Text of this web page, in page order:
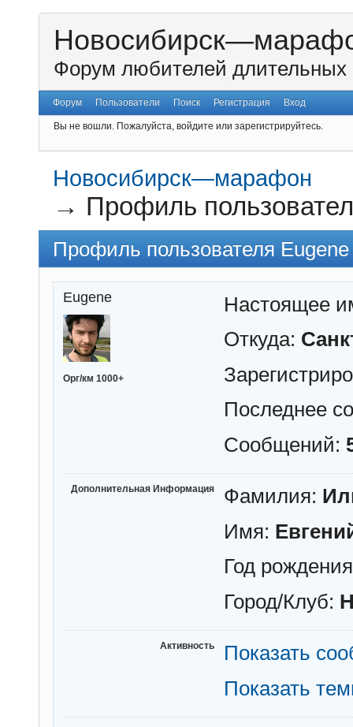
Форум любителей длительных
Форум Пользователи Поиск Регистрация Вход
Вы не вошли. Пожалуйста, войдите или зарегистрируйтесь.
Новосибирск—марафон
→ Профиль
Профиль пользователя Eugene
Eugene
Орг/км 1000+
Настоящее
Откуда:
Последнее
Сообщений:
Дополнительная Информация Фамилия:
Имя:
Год
Город/Клуб:
Активность
Показать
Показать